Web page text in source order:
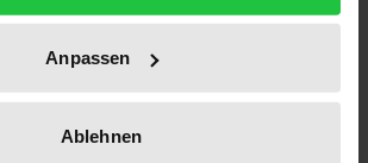
Anpassen
Ablehnen
und ordnet sie normativ ein.
wie Recht beeinflusst, wie viel Zeit